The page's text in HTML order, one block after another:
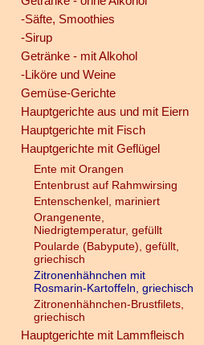
-Säfte, Smoothies
-Sirup
Getränke - mit Alkohol
-Liköre und Weine
Gemüse-Gerichte
Hauptgerichte aus und mit Eiern
Hauptgerichte mit Fisch
Hauptgerichte mit Geflügel
Ente mit Orangen
Entenbrust auf Rahmwirsing
Entenschenkel, mariniert
Orangenente,
Niedrigtemperatur, gefüllt
Poularde (Babypute), gefüllt,
griechisch
Zitronenhähnchen mit
Rosmarin-Kartoffeln, griechisch
Zitronenhähnchen-Brustfilets,
griechisch
Hauptgerichte mit Lammfleisch